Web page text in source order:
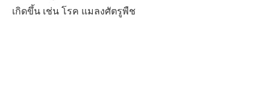
เกิดขึ้น เช่น โรค แมลงศัตรูพืช